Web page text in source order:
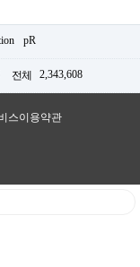
pR
전체 2,343,608
스이용약관